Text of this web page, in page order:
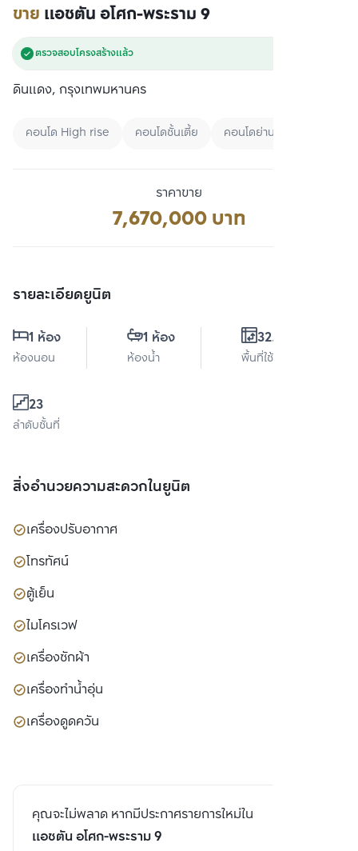
ขาย แอชตัน อโศก-พระราม 9
ตรวจสอบโครงสร้างแล้ว
ดินแดง, กรุงเทพมหานคร
คอนโด High rise คอนโดชั้นเตี้ย คอนโดย่านศูนย์กลางธุรกิจแ
ราคาขาย
7,670,000 บาท
รายละเอียดยูนิต
1 ห้อง
ห้องนอน
1 ห้อง
ห้องน้ำ
32.5 ตร.ม.
พื้นที่ใช้สอย
23
ลำดับชั้นที่
สิ่งอำนวยความสะดวกในยูนิต
เครื่องปรับอากาศ
โทรทัศน์
ตู้เย็น
ไมโครเวฟ
เครื่องซักผ้า
เครื่องทำน้ำอุ่น
เครื่องดูดควัน
คุณจะไม่พลาด หากมีประกาศรายการใหม่ใน
แอชตัน อโศก-พระราม 9